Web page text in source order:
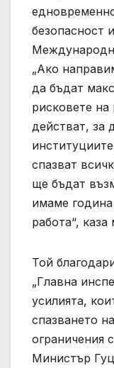
безопасност
„Ако
да бъдат
рисковете
действат, за
спазват
ще бъдат
имаме
работа“,
Той
„Главна
усилията,
спазването
ограничения
Министър